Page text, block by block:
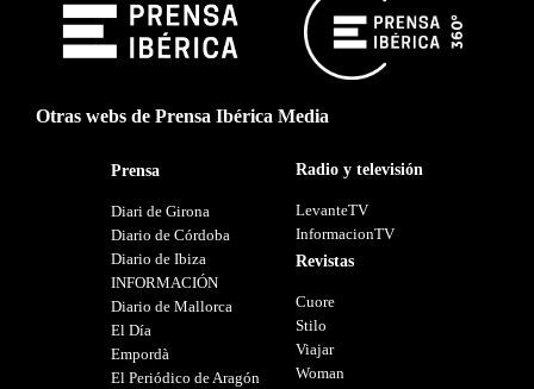
Otras webs de Prensa Ibérica Media
Prensa
Diari de Girona
Diario de Córdoba
Diario de Ibiza
INFORMACIÓN
Diario de Mallorca
El Día
Empordà
El Periódico de Aragón
Radio y televisión
LevanteTV
InformacionTV
Revistas
Cuore
Stilo
Viajar
Woman